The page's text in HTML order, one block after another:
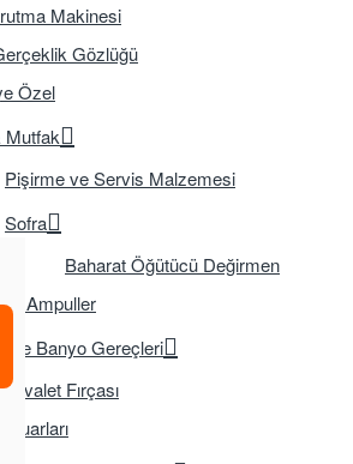
Makinesi
Gözlüğü
Özel
Mutfak
Pişirme ve Servis Malzemesi
Sofra
Baharat Öğütücü Değirmen
Ampuller
ve Banyo Gereçleri
Tuvalet Fırçası